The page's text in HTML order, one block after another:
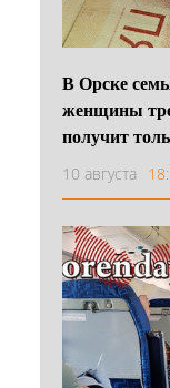
В Орске
женщины
получит
10 августа